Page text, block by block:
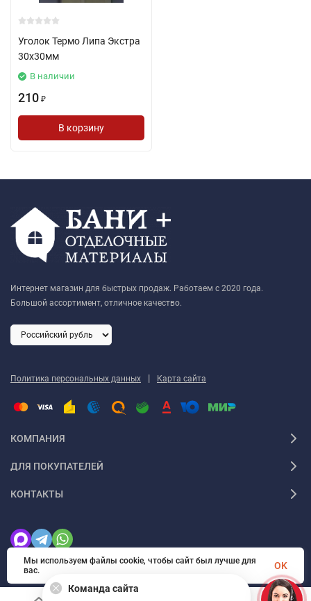
Уголок Термо Липа Экстра
30х30мм
В наличии
210 ₽
В корзину
Интернет магазин для быстрых продаж. Работаем с 2020 года.
Большой ассортимент, отличное качество.
Политика персональных данных | Карта сайта
КОМПАНИЯ
ДЛЯ ПОКУПАТЕЛЕЙ
КОНТАКТЫ
Мы используем файлы cookie, чтобы сайт был лучше для
вас.
OK
Команда сайта